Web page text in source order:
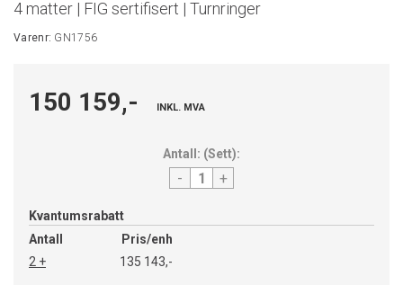
4 matter | FIG sertifisert | Turnringer
Varenr: GN1756
150 159,- INKL. MVA
Antall: (Sett):
- +
Kvantumsrabatt
Antall
Pris/enh
2 +
135 143,-